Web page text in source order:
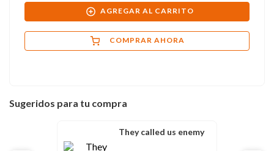
AGREGAR AL CARRITO
COMPRAR AHORA
Sugeridos para tu compra
They called us enemy